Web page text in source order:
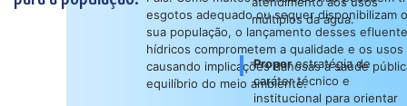
esgotos adequado ou sequer disponibilizam
sua população, o lançamento desses
hídricos comprometem a qualidade e os usos
causando implicações danosas à saúde
equilíbrio do meio ambiente.
múltiplos da água.
Proporestratégia de
caráter técnico e
institucional para orientar